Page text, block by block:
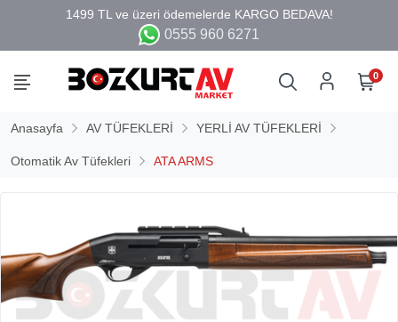
0555 960 6271
0
Anasayfa AV TÜFEKLERİ YERLİ AV TÜFEKLERİ
Otomatik Av Tüfekleri ATA ARMS